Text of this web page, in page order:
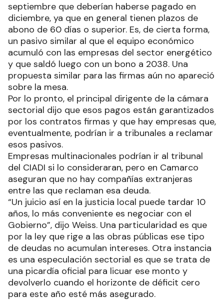
septiembre que deberían haberse pagado en
diciembre, ya que en general tienen plazos de
abono de 60 días o superior. Es, de cierta forma,
un pasivo similar al que el equipo económico
acumuló con las empresas del sector energético
y que saldó luego con un bono a 2038. Una
propuesta similar para las firmas aún no apareció
sobre la mesa.
Por lo pronto, el principal dirigente de la cámara
sectorial dijo que esos pagos están garantizados
por los contratos firmas y que hay empresas que,
eventualmente, podrían ir a tribunales a reclamar
esos pasivos.
Empresas multinacionales podrían ir al tribunal
del CIADI si lo consideraran, pero en Camarco
aseguran que no hay compañías extranjeras
entre las que reclaman esa deuda.
“Un juicio así en la justicia local puede tardar 10
años, lo más conveniente es negociar con el
Gobierno”, dijo Weiss. Una particularidad es que
por la ley que rige a las obras públicas ese tipo
de deudas no acumulan intereses. Otra instancia
es una especulación sectorial es que se trata de
una picardía oficial para licuar ese monto y
devolverlo cuando el horizonte de déficit cero
para este año esté más asegurado.